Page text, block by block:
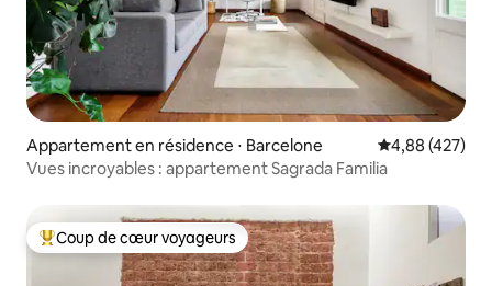
Appartement en résidence ⋅ Barcelone Évaluation
4,88 (427)
Vues incroyables : appartement Sagrada Familia
Coups de cœur voyageurs les plus appréciés
Coup de cœur voyageurs